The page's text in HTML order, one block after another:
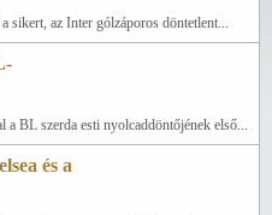
az Inter gólzáporos döntetlent...
a BL szerda esti nyolcaddöntőjének első...
és a